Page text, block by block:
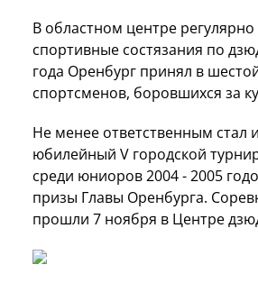
В областном центре
спортивные состязания по
года Оренбург принял в
спортсменов, боровшихся за
Не менее ответственным стал и
юбилейный V городской
среди юниоров 2004 - 2005
призы Главы Оренбурга.
прошли 7 ноября в Центре